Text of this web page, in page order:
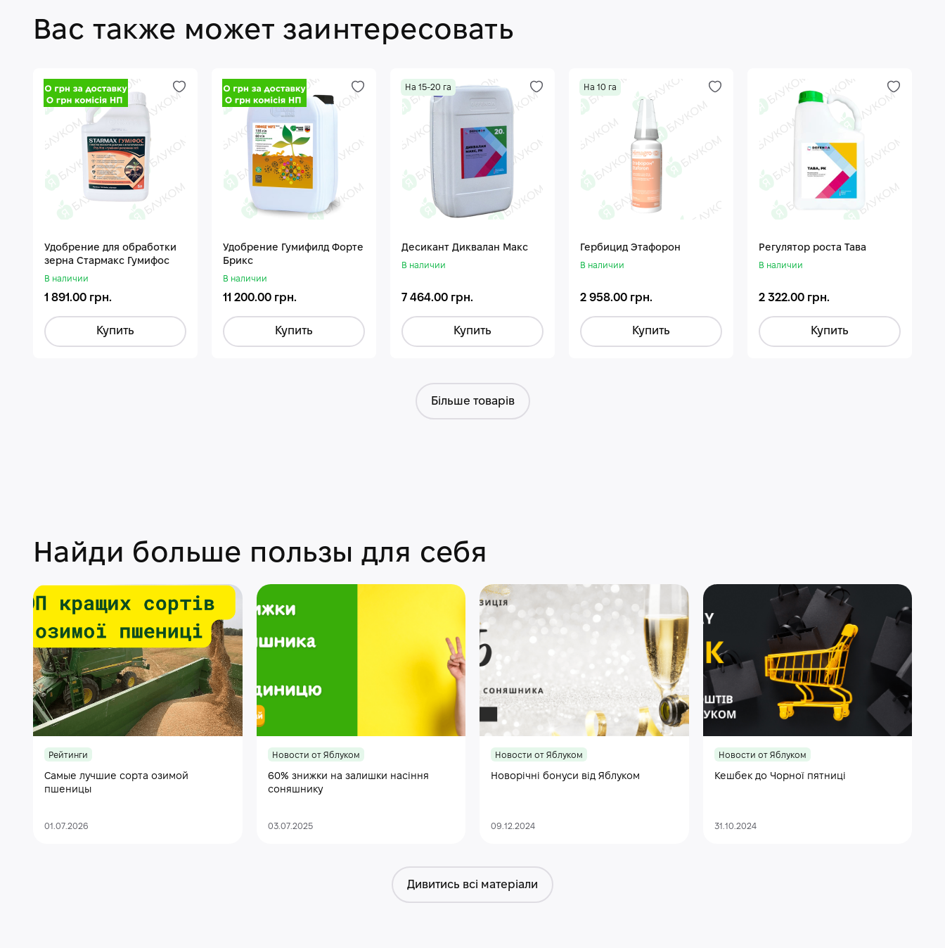
Вас также может заинтересовать
Удобрение для обработки
зерна Стармакс Гумифос
В наличии
1 891.00 грн.
Купить
Удобрение Гумифилд Форте
Брикс
В наличии
11 200.00 грн.
Купить
На 15-20 га
Десикант Диквалан Макс
В наличии
7 464.00 грн.
Купить
На 10 га
Гербицид Этафорон
В наличии
2 958.00 грн.
Купить
Регулятор роста Тава
В наличии
2 322.00 грн.
Купить
Більше товарів
Найди больше пользы для себя
Рейтинги
Самые лучшие сорта озимой
пшеницы
01.07.2026
Новости от Яблуком
60% знижки на залишки насіння
соняшнику
03.07.2025
Новости от Яблуком
Новорічні бонуси від Яблуком
09.12.2024
Новости от Яблуком
Кешбек до Чорної пятниці
31.10.2024
Дивитись всі матеріали